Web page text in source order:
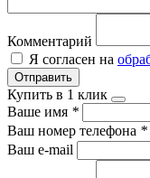
Комментарий
Я согласен на
Отправить
Купить в 1 клик
Ваше имя *
Ваш номер телефона *
Ваш e-mail